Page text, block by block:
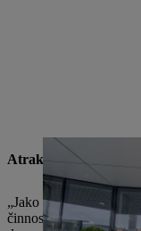
Atraktivní pracovní
„Jako nejdůležitější
činnost, jako je tato,